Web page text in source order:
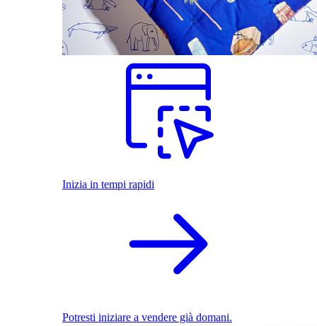
Inizia in tempi rapidi
Potresti iniziare a vendere già domani.